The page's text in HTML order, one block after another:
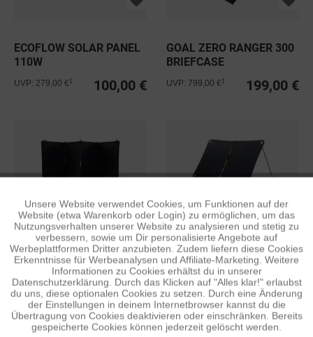
ECOFLOW SOLAR PANEL
110W
100,00 €
UVP: 279,00 €
GOAL ZERO RANGER 300
BRIEFCASE
199,00 €
UVP: 799,00 €
GOAL ZERO NOMAD 200
249,00 €
UVP: 699,00 €1
GOAL ZERO NOMAD 10
49,95 €
UVP: 99,95 € 1
Funktionale Aktiv
Tracking Inaktiv
Personalisierung Inaktiv
Service Inaktiv
Unsere Website verwendet Cookies, um Funktionen auf der
Website (etwa Warenkorb oder Login) zu ermöglichen, um das
Nutzungsverhalten unserer Website zu analysieren und stetig zu
verbessern, sowie um Dir personalisierte Angebote auf
Werbeplattformen Dritter anzubieten. Zudem liefern diese Cookies
Erkenntnisse für Werbeanalysen und Affiliate-Marketing. Weitere
Informationen zu Cookies erhältst du in unserer
Datenschutzerklärung. Durch das Klicken auf "Alles klar!" erlaubst
du uns, diese optionalen Cookies zu setzen. Durch eine Änderung
der Einstellungen in deinem Internetbrowser kannst du die
Übertragung von Cookies deaktivieren oder einschränken. Bereits
gespeicherte Cookies können jederzeit gelöscht werden.